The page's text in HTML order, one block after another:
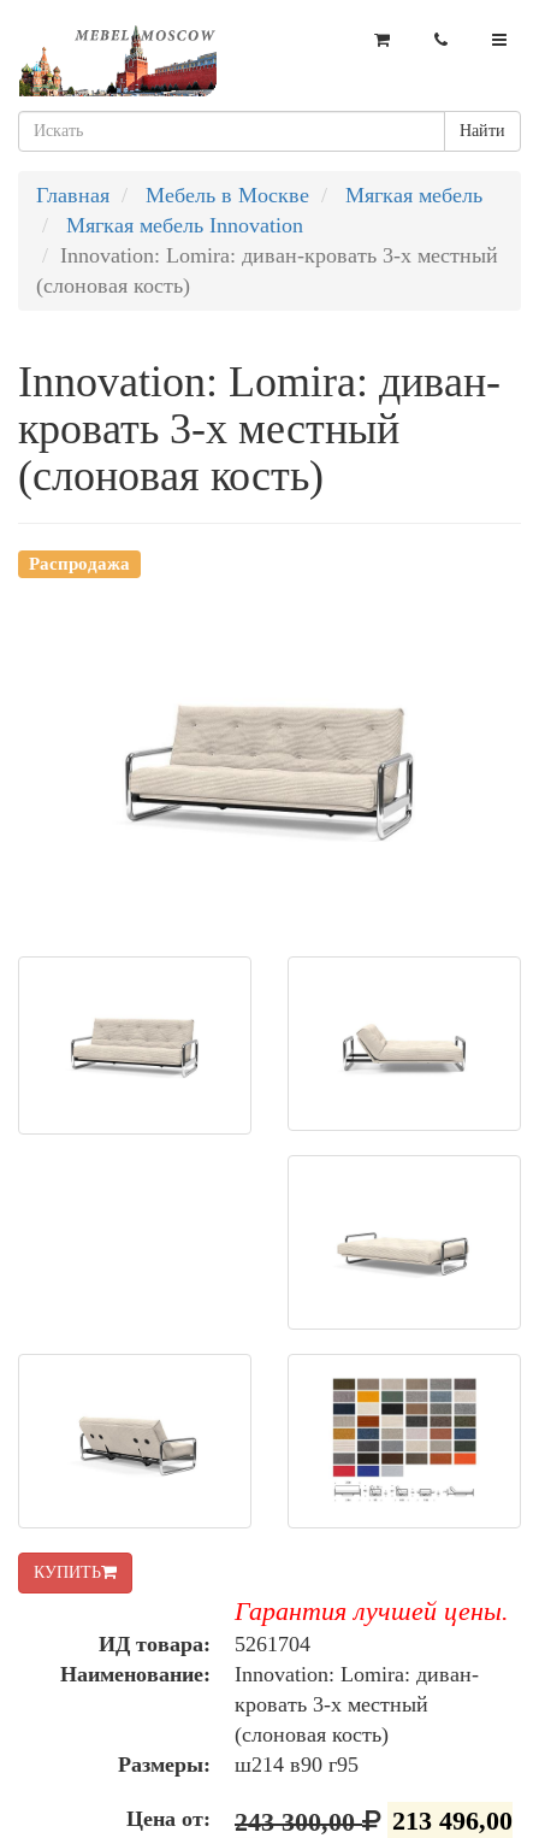
Найти
Главная Мебель в Москве
Мягкая мебель
Мягкая мебель Innovation
Innovation: Lomira: диван-кровать 3-х местный
(слоновая кость)
Innovation: Lomira: диван-
кровать 3-х местный
(слоновая кость)
Распродажа
КУПИТЬ
Гарантия лучшей цены.
ИД товара:
5261704
Наименование:
Innovation: Lomira: диван-
кровать 3-х местный
(слоновая кость)
Размеры:
ш214 в90 г95
Цена от: 243 300,00 213 496,00